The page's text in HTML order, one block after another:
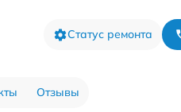
Статус ремонта
Отзывы